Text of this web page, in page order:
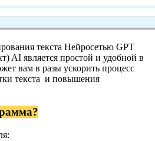
текста Нейросетью GPT
AI является простой и удобной в
вам в разы ускорить процесс
текста и повышения